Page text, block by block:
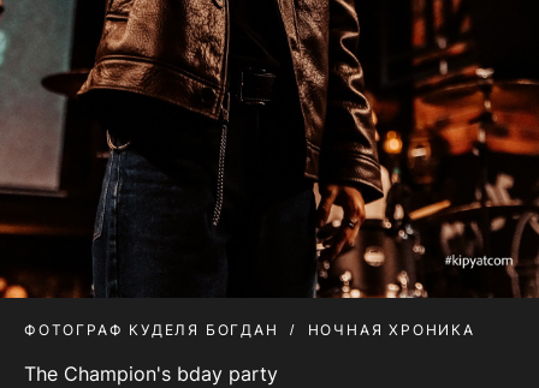
ФОТОГРАФ КУДЕЛЯ БОГДАН НОЧНАЯ ХРОНИКА
The Champion's bday party